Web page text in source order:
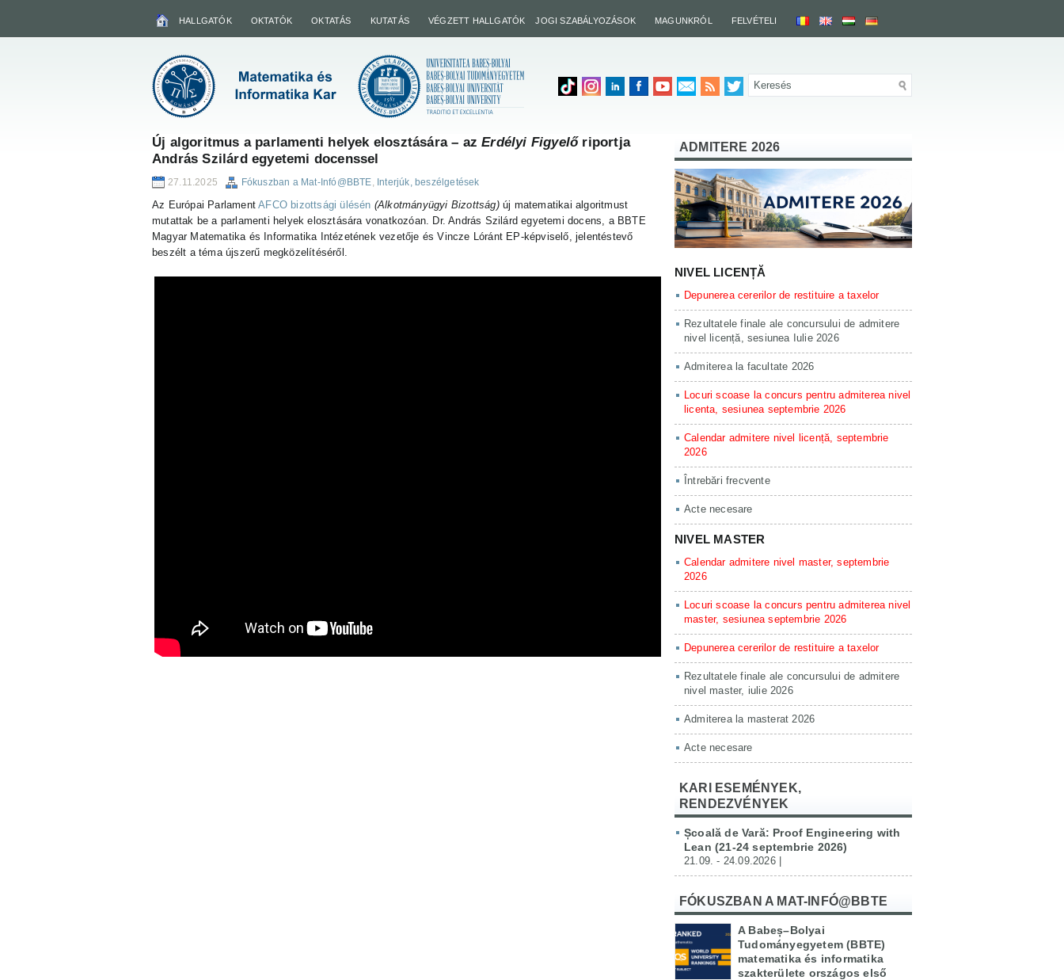
HALLGATÓK OKTATÓK OKTATÁS KUTATÁS VÉGZETT HALLGATÓK JOGI SZABÁLYOZÁSOK MAGUNKRÓL FELVÉTELI
Új algoritmus a parlamenti helyek elosztására – azErdélyi Figyelőriportja
András Szilárd egyetemi docenssel
27.11.2025 Fókuszban a Mat-Infó@BBTE, Interjúk, beszélgetések
Az Európai ParlamentAFCO bizottsági ülésén (Alkotmányügyi Bizottság)új matematikai algoritmust
mutattak be a parlamenti helyek elosztására vonatkozóan. Dr. András Szilárd egyetemi docens, a BBTE
Magyar Matematika és Informatika Intézetének vezetője és Vincze Lóránt EP-képviselő, jelentéstevő
beszélt a téma újszerű megközelítéséről.
ADMITERE 2026
NIVEL LICENȚĂ
Depunerea cererilor de restituire a taxelor
Rezultatele finale ale concursului de admitere
nivel licență, sesiunea Iulie 2026
Admiterea la facultate 2026
Locuri scoase la concurs pentru admiterea nivel
licenta, sesiunea septembrie 2026
Calendar admitere nivel licență, septembrie
2026
Întrebări frecvente
Acte necesare
NIVEL MASTER
Calendar admitere nivel master, septembrie
2026
Locuri scoase la concurs pentru admiterea nivel
master, sesiunea septembrie 2026
Depunerea cererilor de restituire a taxelor
Rezultatele finale ale concursului de admitere
nivel master, iulie 2026
Admiterea la masterat 2026
Acte necesare
KARI ESEMÉNYEK,
RENDEZVÉNYEK
Școală de Vară: Proof Engineering with
Lean (21-24 septembrie 2026)
21.09. - 24.09.2026 |
FÓKUSZBAN A MAT-INFÓ@BBTE
A Babeș–Bolyai
Tudományegyetem (BBTE)
matematika és informatika
szakterülete országos első